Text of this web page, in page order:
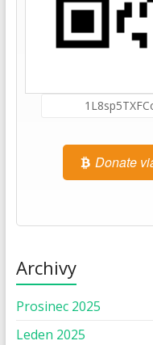
Donate
Archivy
Prosinec 2025
Leden 2025